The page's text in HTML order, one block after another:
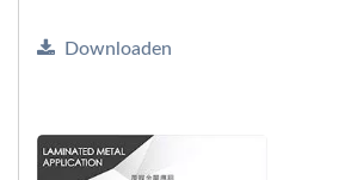
Downloaden